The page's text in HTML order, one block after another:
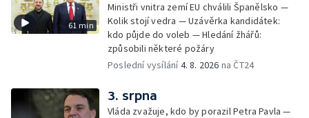
61 min
Ministři vnitra zemí EU chválili Španělsko —
Kolik stojí vedra — Uzávěrka kandidátek:
kdo půjde do voleb — Hledání žhářů:
způsobili některé požáry
Poslední vysílání4. 8. 2026 na ČT24
3. srpna
Vláda zvažuje, kdo by porazil Petra Pavla —